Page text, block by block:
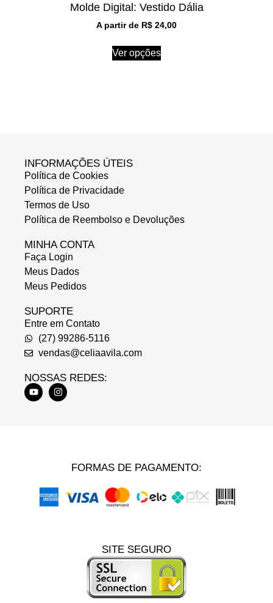
Molde Digital: Vestido Dália
A partir de R$ 24,00
Ver opções
INFORMAÇÕES ÚTEIS
Política de Cookies
Política de Privacidade
Termos de Uso
Política de Reembolso e Devoluções
MINHA CONTA
Faça Login
Meus Dados
Meus Pedidos
SUPORTE
Entre em Contato
(27) 99286-5116
vendas@celiaavila.com
NOSSAS REDES:
FORMAS DE PAGAMENTO:
SITE SEGURO